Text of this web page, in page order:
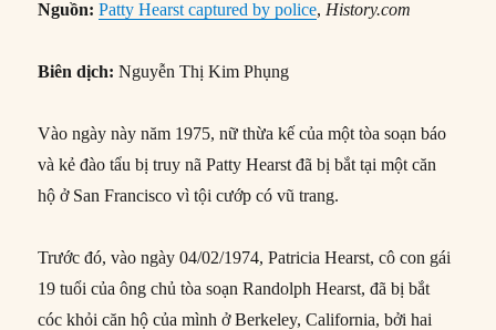
Nguồn:Patty Hearst captured by police, History.com
Biên dịch: Nguyễn Thị Kim Phụng
Vào ngày này năm 1975, nữ thừa kế của một tòa soạn báo
và kẻ đào tẩu bị truy nã Patty Hearst đã bị bắt tại một căn
hộ ở San Francisco vì tội cướp có vũ trang.
Trước đó, vào ngày 04/02/1974, Patricia Hearst, cô con gái
19 tuổi của ông chủ tòa soạn Randolph Hearst, đã bị bắt
cóc khỏi căn hộ của mình ở Berkeley, California, bởi hai